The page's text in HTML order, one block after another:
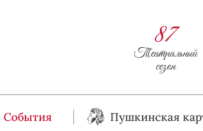
87
Театральный
сезон
События Пушкинская